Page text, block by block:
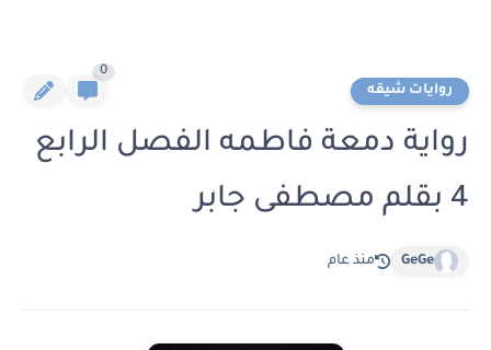
روايات شيقه
0
رواية دمعة فاطمه الفصل الرابع
4 بقلم مصطفى جابر
GeGe منذ عام